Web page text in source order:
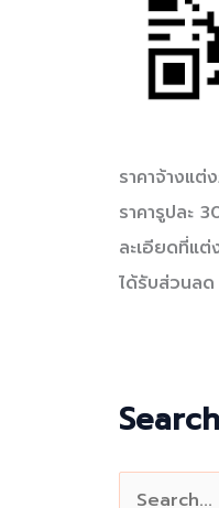
ราคาจ้างแ
ราคารูปละ
ละเอียดที่แต่
ได้รับส่วนลด
Search